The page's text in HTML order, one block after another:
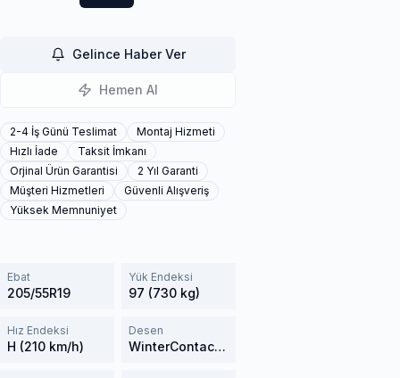
Gelince Haber Ver
Hemen Al
2-4 İş Günü Teslimat
Montaj Hizmeti
Hızlı İade
Taksit İmkanı
Orjinal Ürün Garantisi
2 Yıl Garanti
Müşteri Hizmetleri
Güvenli Alışveriş
Yüksek Memnuniyet
Ebat
205/55R19
Yük Endeksi
97 (730 kg)
Hız Endeksi
H (210 km/h)
Desen
WinterContact TS 850P